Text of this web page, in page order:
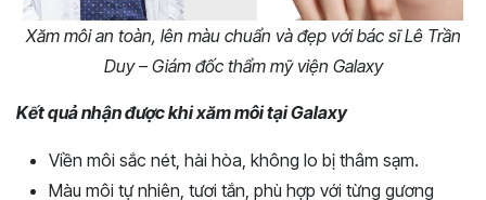
Xăm môi an toàn, lên màu chuẩn và đẹp với bác sĩ Lê Trần
Duy – Giám đốc thẩm mỹ viện Galaxy
Kết quả nhận được khi xăm môi tại Galaxy
Viền môi sắc nét, hài hòa, không lo bị thâm sạm.
Màu môi tự nhiên, tươi tắn, phù hợp với từng gương